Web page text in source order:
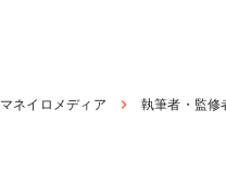
マネイロメディア 執筆者・監修